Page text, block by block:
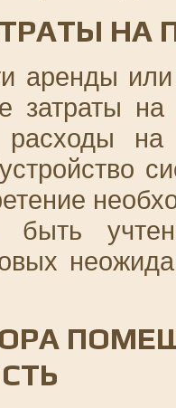
НА
аренды
затраты на
на
быть